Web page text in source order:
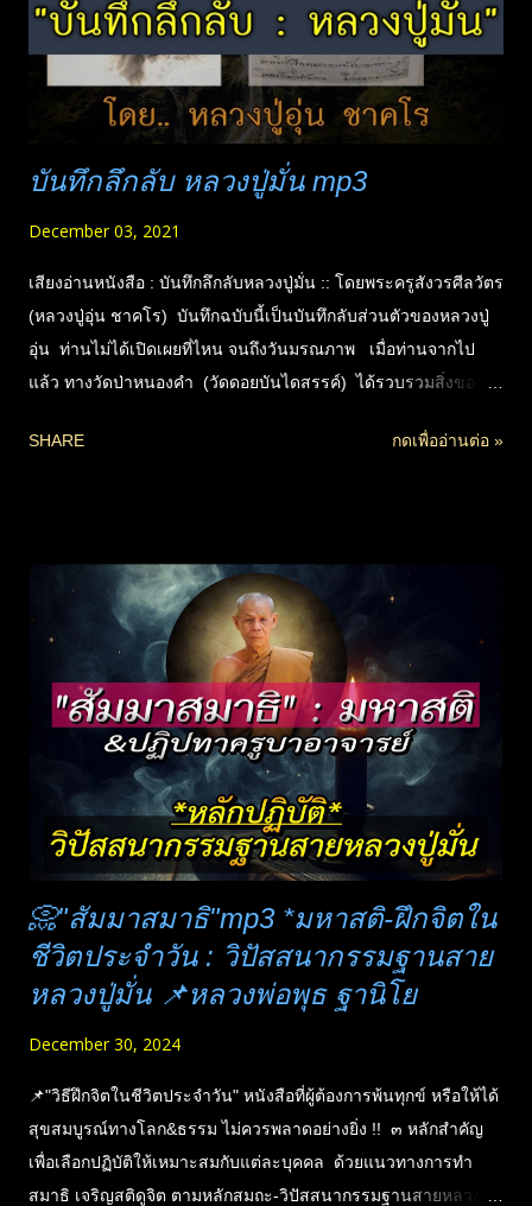
มองว่าเป็นเรื่องเหลือเชื่อก็ตาม (ดาวน์โหลดกดชื่อไฟล์) 180.5M
พุทธ&วิทย์ Full 128k.zip...
บันทึกลึกลับ หลวงปู่มั่น mp3
December 03, 2021
เสียงอ่านหนังสือ : บันทึกลึกลับหลวงปู่มั่น :: โดยพระครูสังวรศีลวัตร
(หลวงปู่อุ่น ชาคโร) บันทึกฉบับนี้เป็นบันทึกลับส่วนตัวของหลวงปู่
อุ่น ท่านไม่ได้เปิดเผยที่ไหน จนถึงวันมรณภาพ เมื่อท่านจากไป
แล้ว ทางวัดป่าหนองคำ (วัดดอยบันไดสรรค์) ได้รวบรวมสิ่งของ
โดยบังเอิญ เห็นว่ามีประโยชน์ จึงจัดพิมพ์เผยแพร่ต่อ เพื่อ
เสียดาย จึงเก็บเอาไว้จนหลวงปู่อุ่น ท่านมรณภาพ เหล่าศิษย์เอามา
เผยแพร่กันเอง จึงไม่ได้เป็นการติดข้องในการรู้สึกผิดที่ไม่ได้ขอ
อนุญาตครูบาอาจารย์ก่อน เพราะปกติหลวงปู่มั่น ท่านจะเคร่งครัด
เรื่องการเผยแพร่เรื่องลึกลับพวกนี้ ที่ไม่ควรเปิดเผยต่อชาวบ้าน จะ
กลายเป็นการอวดอุตริ แต่การคุยกันในหมู่คณะสงฆ์ เป็นเรื่องที่
ทำได้ อยู่ที่เจตนา การแสดงฤทธิ์นั้น ม...
SHARE กดเพื่ออ่านต่อ »
📀"สัมมาสมาธิ"mp3 *มหาสติ-ฝึกจิตใน
ชีวิตประจำวัน : วิปัสสนากรรมฐานสาย
หลวงปู่มั่น 📌หลวงพ่อพุธ ฐานิโย
December 30, 2024
📌"วิธีฝึกจิตในชีวิตประจำวัน" หนังสือที่ผู้ต้องการพ้นทุกข์ หรือให้ได้
สุขสมบูรณ์ทางโลก&ธรรม ไม่ควรพลาดอย่างยิ่ง !! ๓ หลักสำคัญ
เพื่อเลือกปฏิบัติให้เหมาะสมกับแต่ละบุคคล ด้วยแนวทางการทำ
สมาธิ เจริญสติดูจิต ตามหลักสมถะ-วิปัสสนากรรมฐานสายหลวงปู่